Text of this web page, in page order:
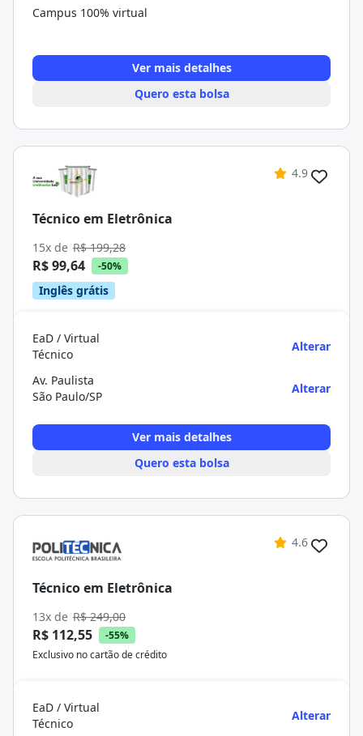
Campus 100% virtual
Ver mais detalhes
Quero esta bolsa
4.9
Técnico em Eletrônica
15x de R$ 199,28
R$ 99,64 -50%
Inglês grátis
EaD / Virtual
Técnico
Alterar
Av. Paulista
São Paulo/SP
Alterar
Ver mais detalhes
Quero esta bolsa
4.6
Técnico em Eletrônica
13x de R$ 249,00
R$ 112,55
-55%
Exclusivo no cartão de crédito
EaD / Virtual
Técnico
Alterar